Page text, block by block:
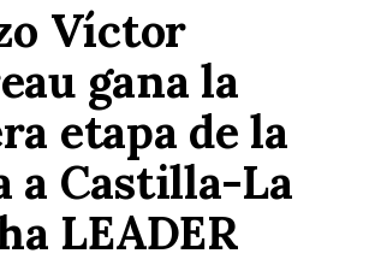
Víctor
gana la
etapa de la
a Castilla-La
LEADER